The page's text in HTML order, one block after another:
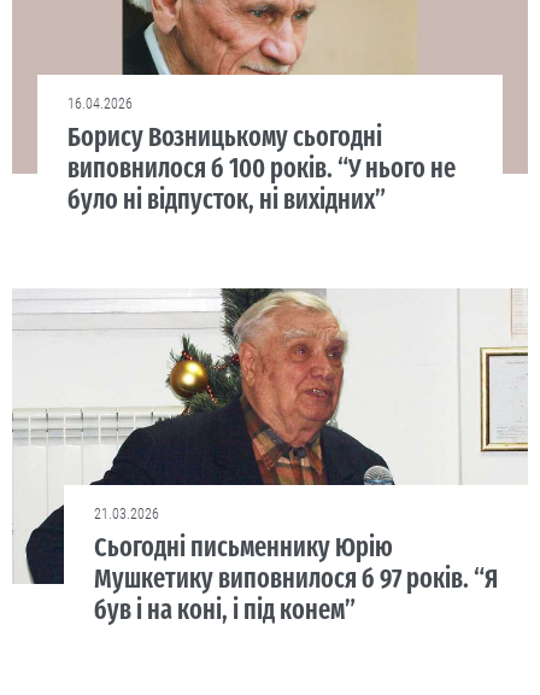
16.04.2026
Борису Возницькому сьогодні
виповнилося б 100 років. “У нього не
було ні відпусток, ні вихідних”
21.03.2026
Сьогодні письменнику Юрію
Мушкетику виповнилося б 97 років. “Я
був і на коні, і під конем”